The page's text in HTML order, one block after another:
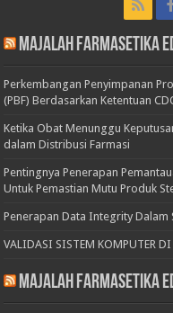
Majalah Farmasetika
Perkembangan Penyimpanan
(PBF) Berdasarkan Ketentuan
Ketika Obat Menunggu
dalam Distribusi Farmasi
Pentingnya Penerapan
Untuk Pemastian Mutu Produk
Penerapan Data Integrity
VALIDASI SISTEM KOMPUTER
Majalah Farmasetika